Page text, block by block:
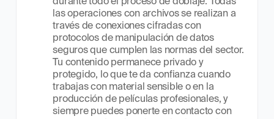
las operaciones con archivos se realizan a
través de conexiones cifradas con
protocolos de manipulación de datos
seguros que cumplen las normas del sector.
Tu contenido permanece privado y
protegido, lo que te da confianza cuando
trabajas con material sensible o en la
producción de películas profesionales, y
siempre puedes ponerte en contacto con